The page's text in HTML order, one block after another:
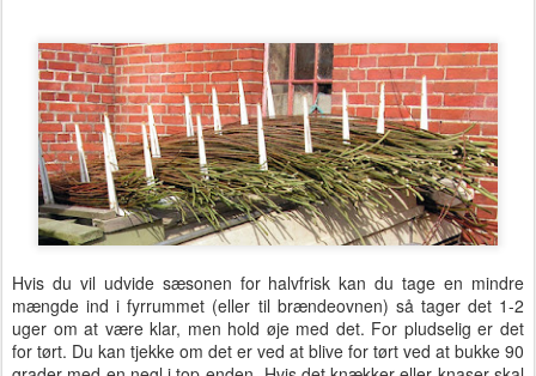
Hvis du vil udvide sæsonen for halvfrisk kan du tage en mindre
mængde ind i fyrrummet (eller til brændeovnen) så tager det 1-2
uger om at være klar, men hold øje med det. For pludselig er det
for tørt. Du kan tjekke om det er ved at blive for tørt ved at bukke 90